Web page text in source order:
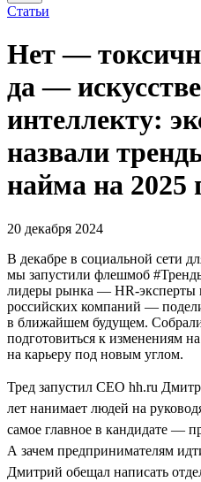
Статьи
Нет —
да —
интеллекту:
назвали
найма на 2025
20 декабря 2024
В декабре в социальной сети
мы запустили флешмоб
лидеры рынка — HR-
российских компаний —
в ближайшем будущем.
подготовиться к изменениям
на карьеру под новым углом.
Тред запустил CEO hh.ru
лет нанимает людей на
самое главное в кандидате —
А зачем предпринимателям
Дмитрий обещал написать